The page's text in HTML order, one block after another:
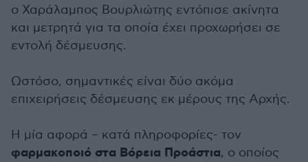
ο Χαράλαμπος Βουρλιώτης εντόπισε ακίνητα
και μετρητά για τα οποία έχει προχωρήσει σε
εντολή δέσμευσης.
Ωστόσο, σημαντικές είναι δύο ακόμα
επιχειρήσεις δέσμευσης εκ μέρους της Αρχής.
Η μία αφορά – κατά πληροφορίες- τον
φαρμακοποιό στα Βόρεια Προάστια, ο οποίος